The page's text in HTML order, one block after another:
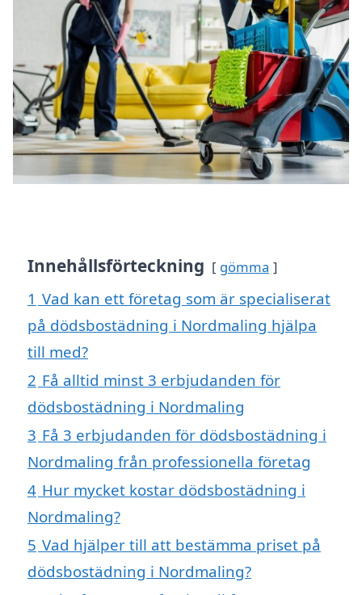
Innehållsförteckning gömma
1 Vad kan ett företag som är specialiserat
på dödsbostädning i Nordmaling hjälpa
till med?
2 Få alltid minst 3 erbjudanden för
dödsbostädning i Nordmaling
3 Få 3 erbjudanden för dödsbostädning i
Nordmaling från professionella företag
4 Hur mycket kostar dödsbostädning i
Nordmaling?
5 Vad hjälper till att bestämma priset på
dödsbostädning i Nordmaling?